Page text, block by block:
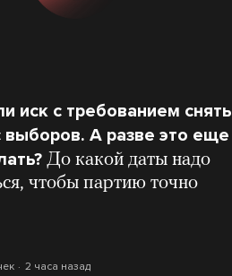
иск с требованием снять
выборов. А разве это еще
До какой даты надо
чтобы партию точно
2 часа назад